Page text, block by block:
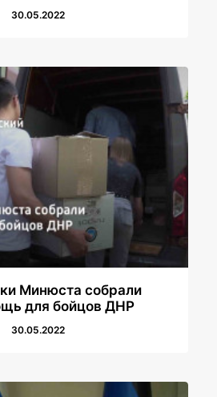
30.05.2022
Минюста собрали
для бойцов ДНР
30.05.2022